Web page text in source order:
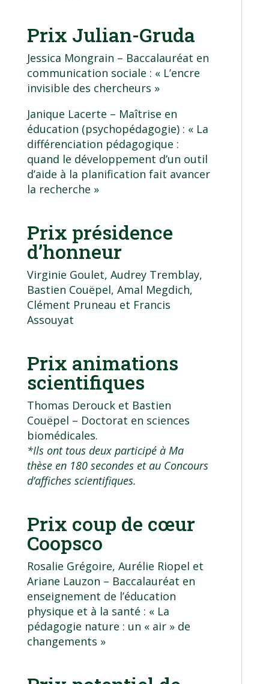
Prix Julian-Gruda
Jessica Mongrain – Baccalauréat en
communication sociale : « L’encre
invisible des chercheurs »
Janique Lacerte – Maîtrise en
éducation (psychopédagogie): « La
différenciation pédagogique :
quand le développement d’un outil
d’aide à la planification fait avancer
la recherche »
Prix présidence
d’honneur
Virginie Goulet, Audrey Tremblay,
Bastien Couëpel, Amal Megdich,
Clément Pruneau et Francis
Assouyat
Prix animations
scientifiques
Thomas Derouck et Bastien
Couëpel – Doctorat en sciences
biomédicales.
*Ils ont tous deux participé à Ma
thèse en 180 secondeset au Concours
d’affiches scientifiques.
Prix coup de cœur
Coopsco
Rosalie Grégoire, Aurélie Riopel et
Ariane Lauzon – Baccalauréat en
enseignement de l’éducation
physique et à la santé : « La
pédagogie nature : un « air » de
changements »